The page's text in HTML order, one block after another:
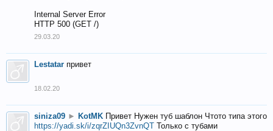
Internal Server Error
HTTP 500 (GET /)
29.03.20
Lestatar привет
18.02.20
siniza09 ► KotMK Привет Нужен туб шаблон Чтото типа этого
https://yadi.sk/i/zqrZIUQn3ZvnQT Только с тубами